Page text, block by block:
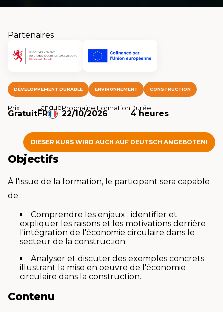
Partenaires
DÉVELOPPEMENT DURABLE ENVIRONNEMENT CONSTRUCTION
Prix
Gratuit
Langue
FR
Prochaine Formation
22/10/2026
Durée
4 heures
DIESER KURS WIRD AUCH AUF DEUTSCH ANGEBOTEN!
Objectifs
À l'issue de la formation, le participant sera capable
de :
Comprendre les enjeux : identifier et
expliquer les raisons et les motivations derrière
l'intégration de l'économie circulaire dans le
secteur de la construction.
Analyser et discuter des exemples concrets
illustrant la mise en oeuvre de l'économie
circulaire dans la construction.
Contenu